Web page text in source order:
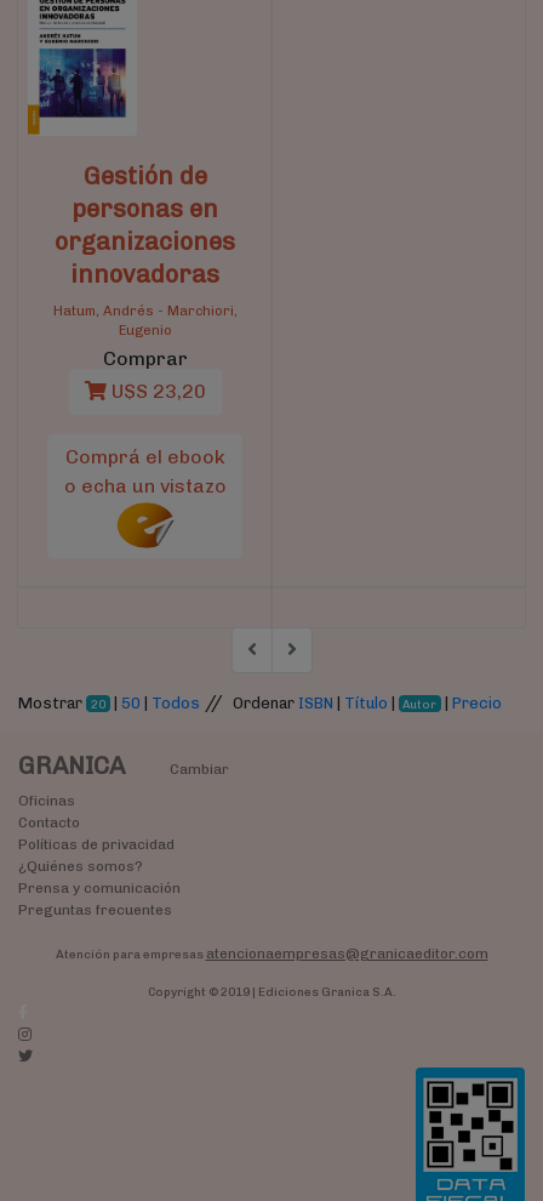
Gestión de
personas en
organizaciones
innovadoras
Hatum, Andrés - Marchiori,
Eugenio
Comprar
U$S 23,20
Comprá el ebook
o echa un vistazo
Mostrar 20 | 50 | Todos // Ordenar ISBN | Título | Autor |Precio
GRANICA
Cambiar
Oficinas
Contacto
Políticas de privacidad
¿Quiénes somos?
Prensa y comunicación
Preguntas frecuentes
Atención para empresas atencionaempresas@granicaeditor.com
Copyright © 2019 | Ediciones Granica S.A.